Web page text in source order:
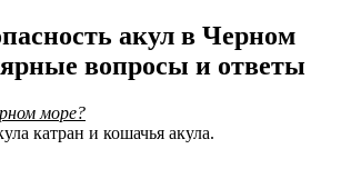
акул в Черном
вопросы и ответы
море?
катран и кошачья акула.